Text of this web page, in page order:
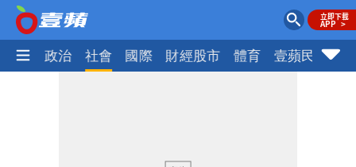
生活 政治 社會 國際 財經股市 體育 壹蘋民調